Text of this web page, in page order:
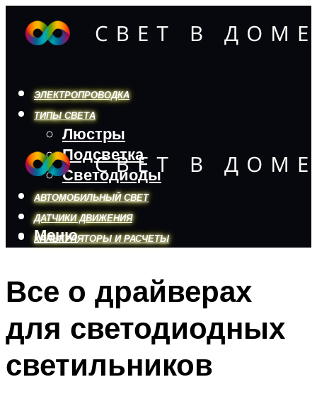
ЭЛЕКТРОПРОВОДКА
ТИПЫ СВЕТА
Люстры
Подсветка
Светодиоды
АВТОМОБИЛЬНЫЙ СВЕТ
ДАТЧИКИ ДВИЖЕНИЯ
КАЛЬКУЛЯТОРЫ И РАСЧЕТЫ
Меню
Меню
Все о драйверах
для светодиодных
светильников